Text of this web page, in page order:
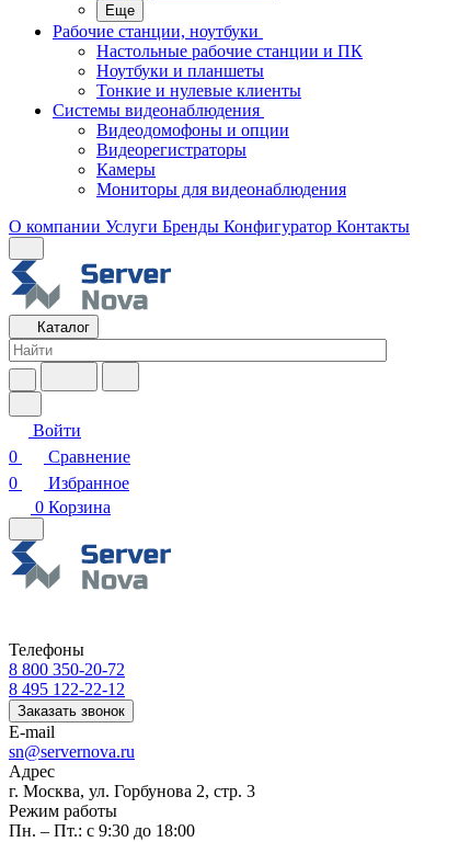
Еще
Рабочие станции, ноутбуки
Настольные рабочие станции и ПК
Ноутбуки и планшеты
Тонкие и нулевые клиенты
Системы видеонаблюдения
Видеодомофоны и опции
Видеорегистраторы
Камеры
Мониторы для видеонаблюдения
О компании Услуги Бренды Конфигуратор Контакты
Каталог
Войти
0
Сравнение
0
Избранное
0 Корзина
Телефоны
8 800 350-20-72
8 495 122-22-12
Заказать звонок
E-mail
sn@servernova.ru
Адрес
г. Москва, ул. Горбунова 2, стр. 3
Режим работы
Пн. – Пт.: с 9:30 до 18:00